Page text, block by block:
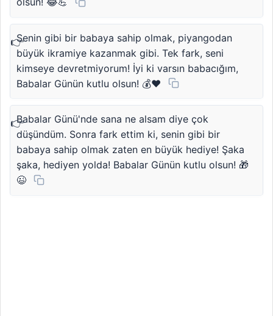
Senin gibi bir babaya sahip olmak, piyangodan
büyük ikramiye kazanmak gibi. Tek fark, seni
kimseye devretmiyorum! İyi ki varsın babacığım,
Babalar Günün kutlu olsun! 💰❤️
Babalar Günü'nde sana ne alsam diye çok
düşündüm. Sonra fark ettim ki, senin gibi bir
babaya sahip olmak zaten en büyük hediye! Şaka
şaka, hediyen yolda! Babalar Günün kutlu olsun! 🎁
😉